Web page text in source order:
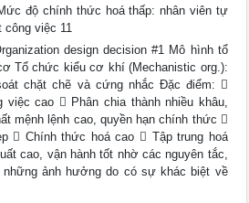
độ chính thức hoá thấp: nhân viên tự
công việc 11
design decision #1 Mô hình tổ
Tổ chức kiểu cơ khí (Mechanistic org.):
chặt chẽ và cứng nhắc Đặc điểm: 
việc cao  Phân chia thành nhiều khâu,
mệnh lệnh cao, quyền hạn chính thức 
 Chính thức hoá cao  Tập trung hoá
cao, vận hành tốt nhờ các nguyên tắc,
ảnh hưởng do có sự khác biệt về